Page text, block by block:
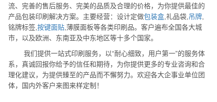
流、完善的售后服务、完美的品质及合理的价格，为你提供最佳的
产品包装印刷解决方案。主要经营：设计定做包装盒 ,礼品袋, 吊牌
铭牌标签, 按键面贴 ,薄膜面板等各类印刷品。客户遍布全国各大城
市，以及欧洲、东南亚及中东地区等十多个国家。
我们提供一站式印刷服务，以“耐心细致，用户第一”的服务体
系，真诚回报你给予的信任和期待，为你提供更多的专业咨询和合
理化建议，为提供臻至的产品而不懈努力。欢迎各大企事业单位团
体，国内外客户来图来样定制！